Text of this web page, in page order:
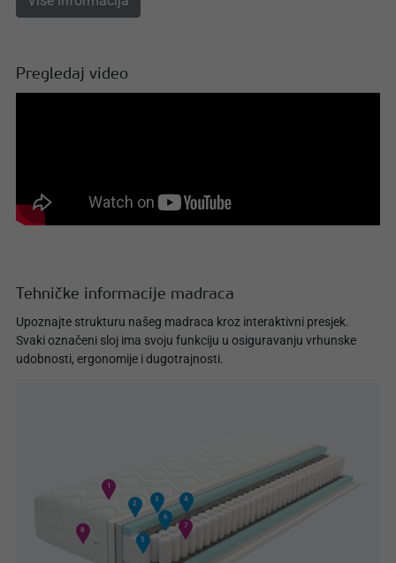
Pregledaj video
Tehničke informacije madraca
Upoznajte strukturu našeg madraca kroz interaktivni presjek.
Svaki označeni sloj ima svoju funkciju u osiguravanju vrhunske
udobnosti, ergonomije i dugotrajnosti.
1
2
3 4
5
6
7
8